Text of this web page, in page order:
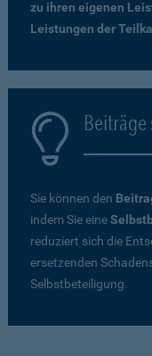
zu ihren eigenen
Leistungen der
Beiträge
Sie können den
indem Sie eine
reduziert sich die
ersetzenden
Selbstbeteiligung.